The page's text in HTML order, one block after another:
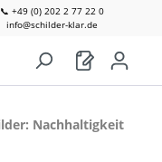
📞 +49 (0) 202 2 77 22 0
info@schilder-klar.de
Nachhaltigkeit